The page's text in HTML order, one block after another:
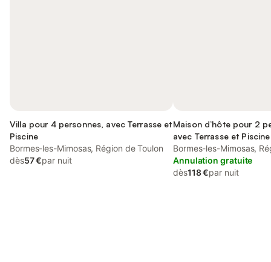
Villa pour 4 personnes, avec Terrasse et
Piscine
Bormes-les-Mimosas, Région de Toulon
dès57 €par nuit
Maison d’hôte pour 2
avec Terrasse et
Sauna et Vue
Bormes-les-Mimosas,
Annulation gratuite
dès118 €par nuit